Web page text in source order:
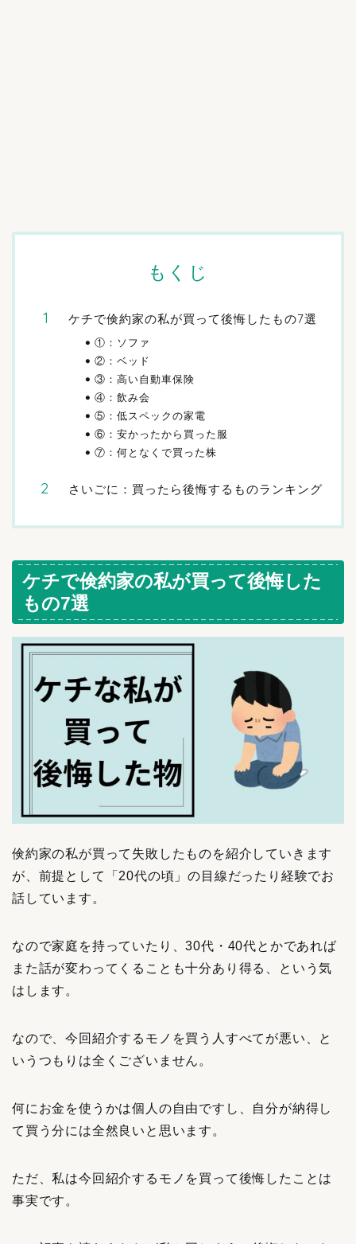
もくじ
ケチで倹約家の私が買って後悔したもの7選
①：ソファ
②：ベッド
③：高い自動車保険
④：飲み会
⑤：低スペックの家電
⑥：安かったから買った服
⑦：何となくで買った株
さいごに：買ったら後悔するものランキング
ケチで倹約家の私が買って後悔した
もの7選
倹約家の私が買って失敗したものを紹介していきます
が、前提として「20代の頃」の目線だったり経験でお
話しています。
なので家庭を持っていたり、30代・40代とかであれば
また話が変わってくることも十分あり得る、という気
はします。
なので、今回紹介するモノを買う人すべてが悪い、と
いうつもりは全くございません。
何にお金を使うかは個人の自由ですし、自分が納得し
て買う分には全然良いと思います。
ただ、私は今回紹介するモノを買って後悔したことは
事実です。